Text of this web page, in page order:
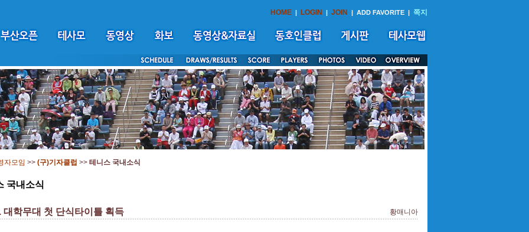
HOME | LOGIN | JOIN | ADD FAVORITE | 쪽지
자모임 >> (구)기자클럽 >> 테니스 국내소식
국내소식
대학무대 첫 단식타이틀 획득 황매니아